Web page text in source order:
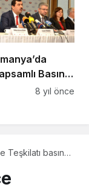
Basın
Düzenledi
8 yıl önce
Teşkilatı basın